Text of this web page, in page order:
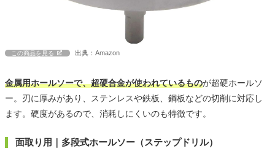
この商品を見る 出典：Amazon
金属用ホールソーで、超硬合金が使われているものが超硬ホールソ
ー。刃に厚みがあり、ステンレスや鉄板、鋼板などの切削に対応し
ます。硬度があるので、消耗しにくいのも特徴です。
面取り用｜多段式ホールソー（ステップドリル）